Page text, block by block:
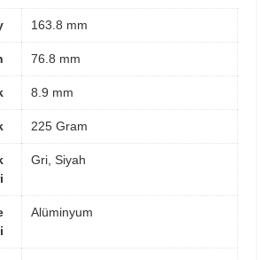
163.8 mm
76.8 mm
8.9 mm
225 Gram
Gri, Siyah
Alüminyum